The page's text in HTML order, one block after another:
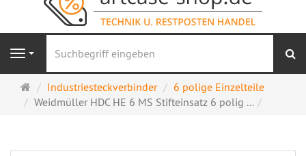
Navigation
Startseite
Industriesteckverbinder
6 polige Einzelteile
Weidmüller HDC HE 6 MS Stifteinsatz 6 polig ...